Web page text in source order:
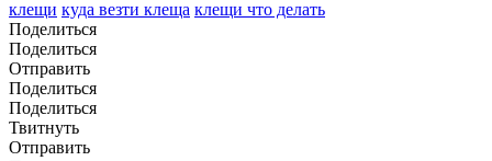
клещи куда везти клеща клещи что делать
Поделиться
Поделиться
Отправить
Поделиться
Поделиться
Твитнуть
Отправить